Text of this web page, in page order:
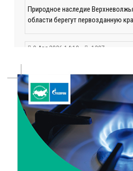
Природное наследие
области берегут первозданную
9 Авг 2026 14:19 1297
9 Авг 2026 14:13 276
Вышневолоцкий музей раскроет
страницы биографии Муслима
9 Авг 2026 13:13 408
Поддержка и знания: в Рамешках